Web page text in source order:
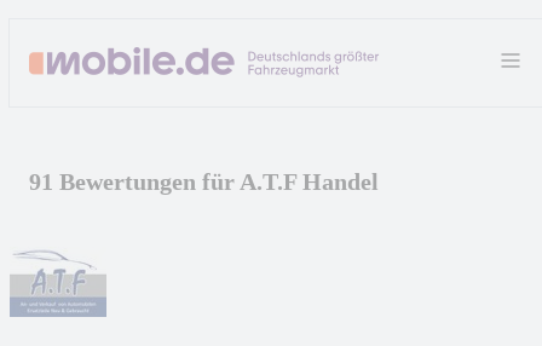
91 Bewertungen für A.T.F Handel